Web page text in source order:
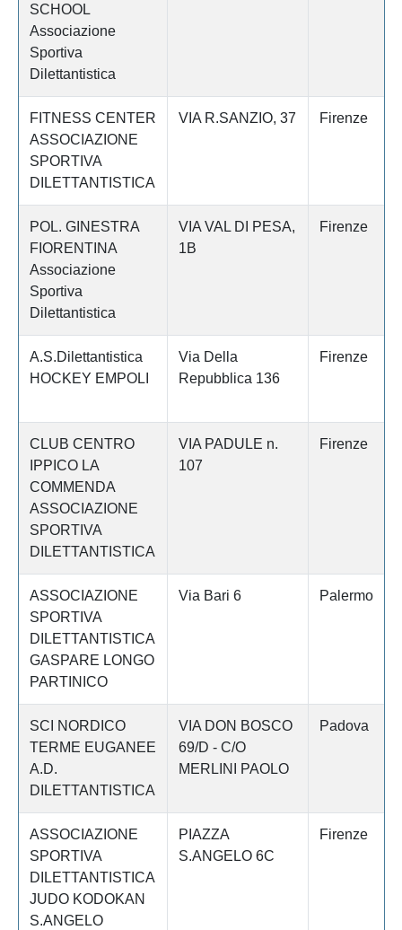
SCHOOL
Associazione
Sportiva
Dilettantistica
FITNESS CENTER
ASSOCIAZIONE
SPORTIVA
DILETTANTISTICA
VIA R.SANZIO, 37 Firenze
POL. GINESTRA
FIORENTINA
Associazione
Sportiva
Dilettantistica
VIA VAL DI PESA,
1B
Firenze
A.S.Dilettantistica
HOCKEY EMPOLI
Via Della
Repubblica 136
Firenze
CLUB CENTRO
IPPICO LA
COMMENDA
ASSOCIAZIONE
SPORTIVA
DILETTANTISTICA
VIA PADULE n.
107
Firenze
ASSOCIAZIONE
SPORTIVA
DILETTANTISTICA
GASPARE LONGO
PARTINICO
Via Bari 6 Palermo
SCI NORDICO
TERME EUGANEE
A.D.
DILETTANTISTICA
VIA DON BOSCO
69/D - C/O
MERLINI PAOLO
Padova
ASSOCIAZIONE
SPORTIVA
DILETTANTISTICA
JUDO KODOKAN
S.ANGELO
PIAZZA
S.ANGELO 6C
Firenze